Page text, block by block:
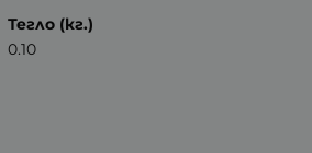
Тегло (кг.)
0.10